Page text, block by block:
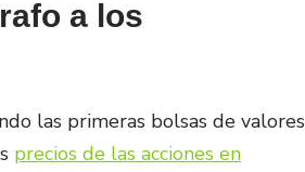
a los
las primeras bolsas de valores
precios de las acciones en